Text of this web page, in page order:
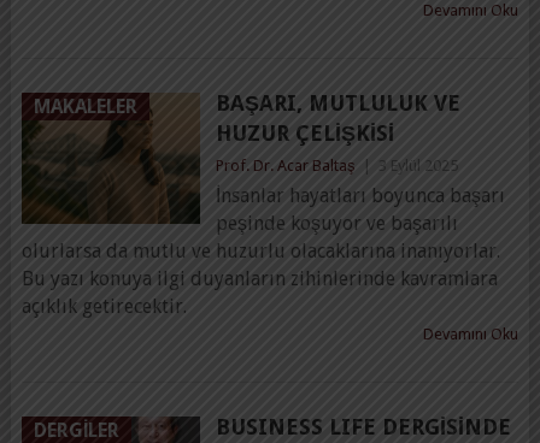
Devamını Oku
MAKALELER
BAŞARI, MUTLULUK VE
HUZUR ÇELIŞKISI
Prof. Dr. Acar Baltaş 3 Eylül 2025
İnsanlar hayatları boyunca başarı
peşinde koşuyor ve başarılı
olurlarsa da mutlu ve huzurlu olacaklarına inanıyorlar.
Bu yazı konuya ilgi duyanların zihinlerinde kavramlara
açıklık getirecektir.
Devamını Oku
DERGILER
BUSINESS LIFE DERGİSİNDE